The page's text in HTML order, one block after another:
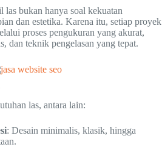
las bukan hanya soal kekuatan
dan estetika. Karena itu, setiap proyek
proses pengukuran yang akurat,
dan teknik pengelasan yang tepat.
las, antara lain:
: Desain minimalis, klasik, hingga